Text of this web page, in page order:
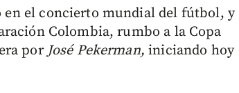
en el concierto mundial del fútbol, y
Colombia, rumbo a la Copa
porJosé Pekerman,iniciando hoy